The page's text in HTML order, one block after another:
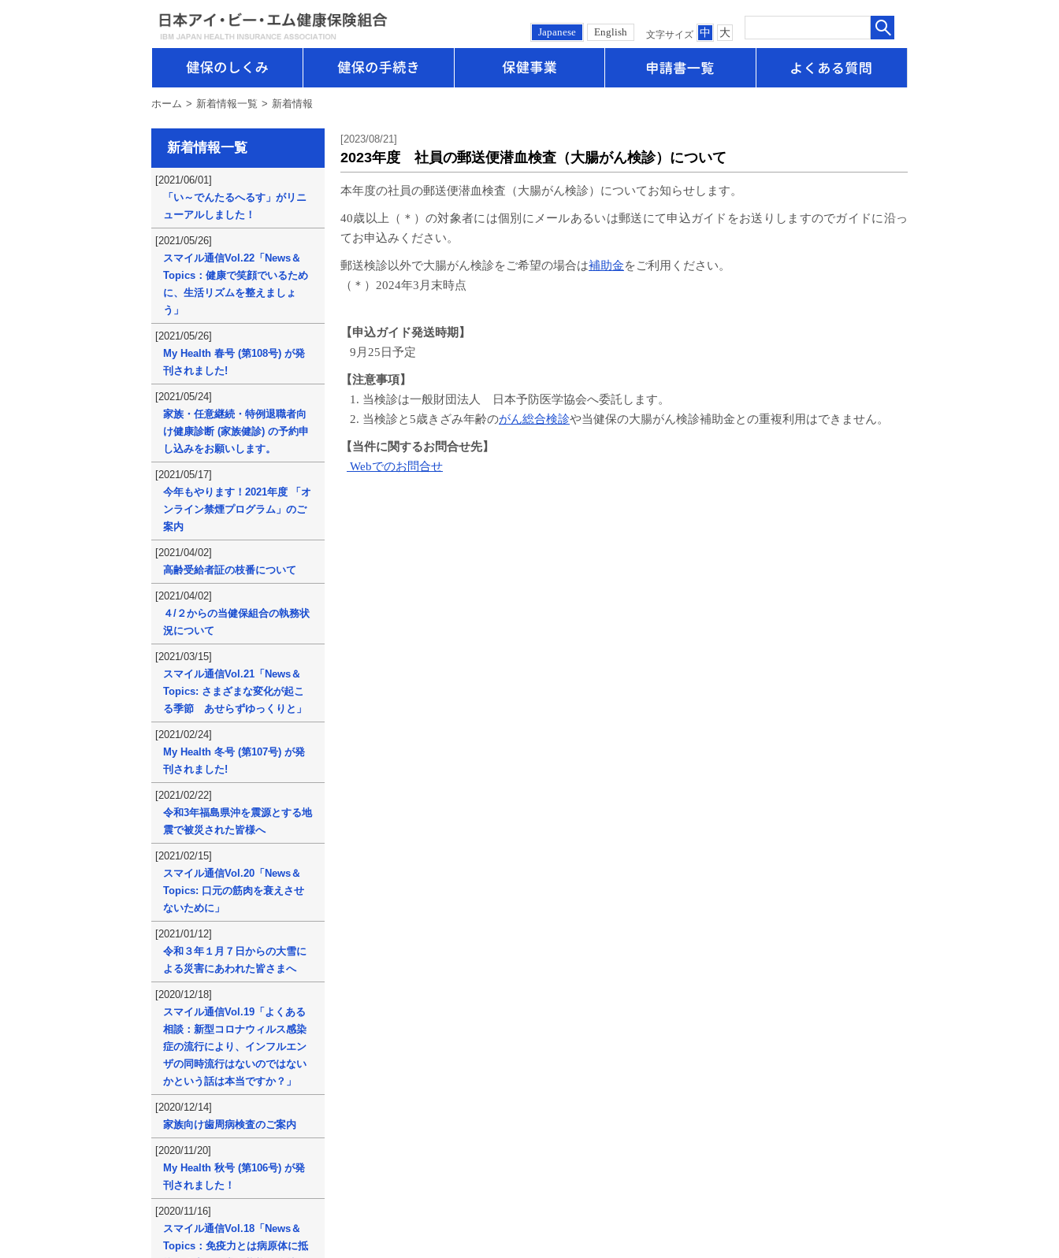
Japanese English 文字サイズ 中 大
健保のしくみ
ホーム 新着情報一覧 新着情報
[2023/08/21]
2023年度 社員の郵送便潜血検査（大腸がん検診）について
本年度の社員の郵送便潜血検査（大腸がん検診）についてお知らせします。
40歳以上（＊）の対象者には個別にメールあるいは郵送にて申込ガイドをお送りしますのでガイドに沿っ
てお申込みください。
郵送検診以外で大腸がん検診をご希望の場合は補助金をご利用ください。
（＊）2024年3月末時点
【申込ガイド発送時期】
9 月25日予定
【注意事項】
1. 当検診は一般財団法人 日本予防医学協会へ委託します。
2. 当検診と5歳きざみ年齢のがん総合検診や当健保の大腸がん検診補助金との重複利用はできません。
【当件に関するお問合せ先】
Webでのお問合せ
新着情報一覧
[2021/06/01]
「い～でんたるへるす」がリニ
ューアルしました！
[2021/05/26]
スマイル通信Vol.22「News＆
Topics：健康で笑顔でいるため
に、生活リズムを整えましょ
う」
[2021/05/26]
My Health 春号 (第108号) が発
刊されました!
[2021/05/24]
家族・任意継続・特例退職者向
け健康診断 (家族健診) の予約申
し込みをお願いします。
[2021/05/17]
今年もやります！2021年度 「オ
ンライン禁煙プログラム」のご
案内
[2021/04/02]
高齢受給者証の枝番について
[2021/04/02]
４/２からの当健保組合の執務状
況について
[2021/03/15]
スマイル通信Vol.21「News＆
Topics: さまざまな変化が起こ
る季節 あせらずゆっくりと」
[2021/02/24]
My Health 冬号 (第107号) が発
刊されました!
[2021/02/22]
令和3年福島県沖を震源とする地
震で被災された皆様へ
[2021/02/15]
スマイル通信Vol.20「News＆
Topics: 口元の筋肉を衰えさせ
ないために」
[2021/01/12]
令和３年１月７日からの大雪に
よる災害にあわれた皆さまへ
[2020/12/18]
スマイル通信Vol.19「よくある
相談：新型コロナウィルス感染
症の流行により、インフルエン
ザの同時流行はないのではない
かという話は本当ですか？」
[2020/12/14]
家族向け歯周病検査のご案内
[2020/11/20]
My Health 秋号 (第106号) が発
刊されました！
[2020/11/16]
スマイル通信Vol.18「News＆
Topics：免疫力とは病原体に抵